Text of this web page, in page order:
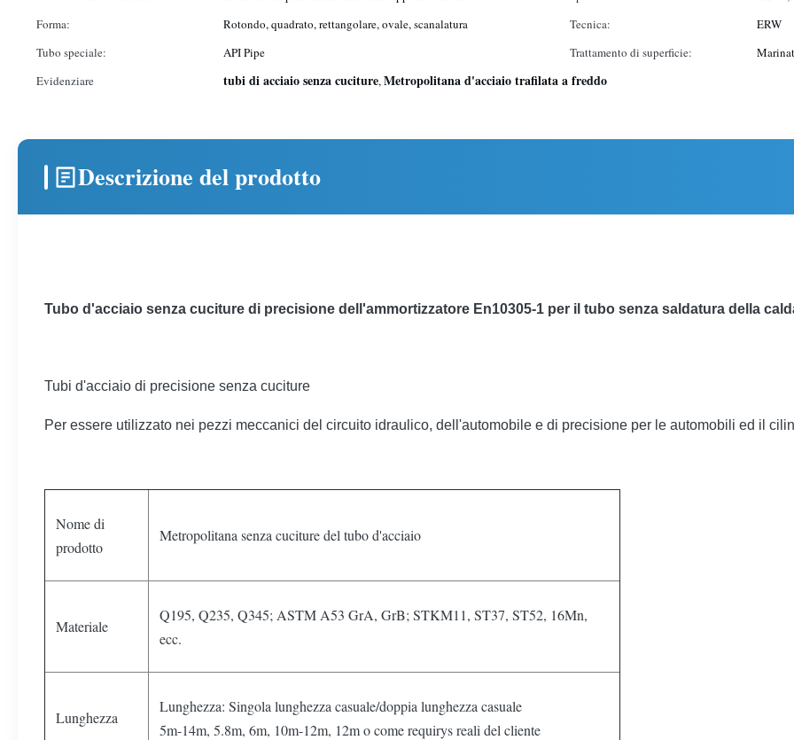
Forma:
Rotondo, quadrato, rettangolare, ovale, scanalatura Tecnica:
ERW
Tubo speciale:
API Pipe Trattamento di superficie:
Evidenziare
tubi di acciaio senza cuciture,Metropolitana d'acciaio trafilata a freddo
Descrizione del prodotto
Tubo d'acciaio senza cuciture di precisione dell'ammortizzatore En10305-1 per il tubo senza saldatura della
Tubi d'acciaio di precisione senza cuciture
Per essere utilizzato nei pezzi meccanici del circuito idraulico, dell'automobile e di precisione per le automobili ed il
Nome di
prodotto
Metropolitana senza cuciture del tubo d'acciaio
Materiale
Q195, Q235, Q345; ASTM A53 GrA, GrB; STKM11, ST37, ST52, 16Mn,
ecc.
Lunghezza
Lunghezza: Singola lunghezza casuale/doppia lunghezza casuale
5m-14m, 5.8m, 6m, 10m-12m, 12m o come requirys reali del cliente